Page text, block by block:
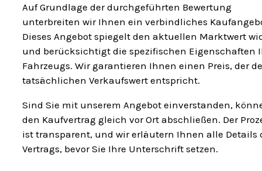
Auf Grundlage der durchgeführten Bewertung
unterbreiten wir Ihnen ein verbindliches
Dieses Angebot spiegelt den aktuellen Marktwert
und berücksichtigt die spezifischen Eigenschaften
Fahrzeugs. Wir garantieren Ihnen einen Preis, der
tatsächlichen Verkaufswert entspricht.
Sind Sie mit unserem Angebot einverstanden,
den Kaufvertrag gleich vor Ort abschließen. Der
ist transparent, und wir erläutern Ihnen alle Details
Vertrags, bevor Sie Ihre Unterschrift setzen.